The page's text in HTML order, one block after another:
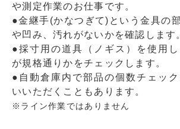
や測定作業のお仕事です。
●金継手(かなつぎて)という金具の
や凹み、汚れがないかを確認します
●採寸用の道具（ノギス）を使用
が規格通りかをチェックします。
●自動倉庫内で部品の個数チェッ
いいただくこともあります。
※ライン作業ではありません